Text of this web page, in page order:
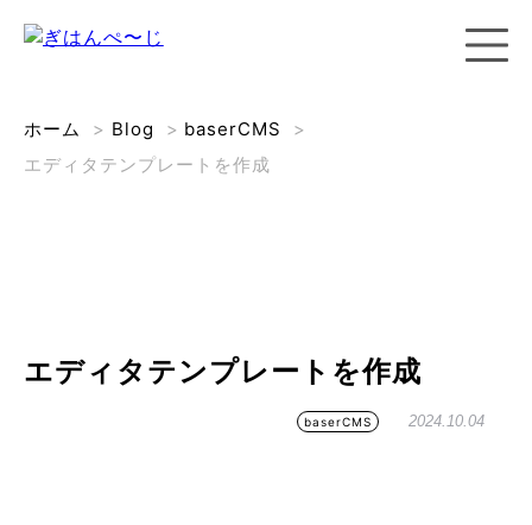
ホーム > Blog > baserCMS
>
エディタテンプレートを作成
エディタテンプレートを作成
baserCMS 2024.10.04